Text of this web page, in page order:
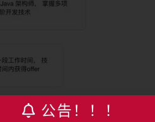
公告！！！